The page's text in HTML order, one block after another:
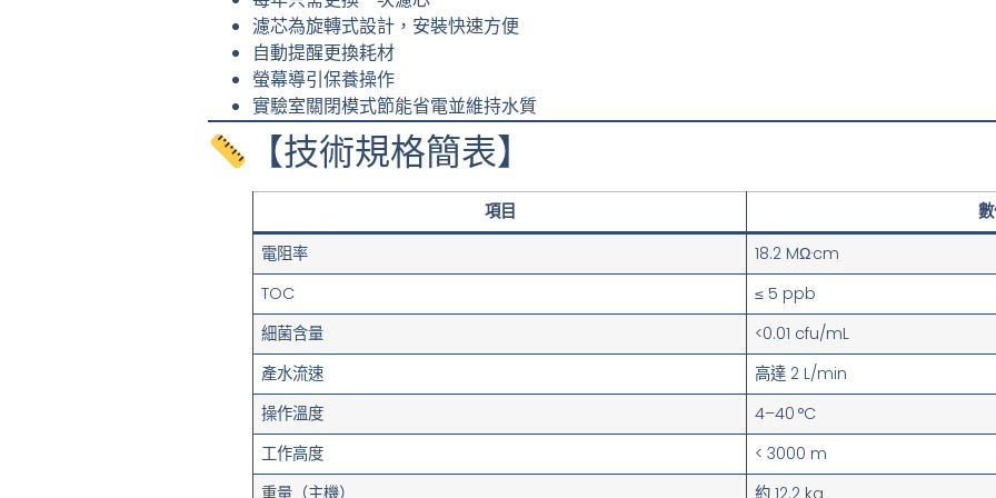
濾芯為旋轉式設計，安裝快速方便
自動提醒更換耗材
螢幕導引保養操作
實驗室關閉模式節能省電並維持水質
【技術規格簡表】
項目
電阻率
18.2 MΩ·cm
TOC
≤ 5 ppb
細菌含量
<0.01 cfu/mL
產水流速
高達 2 L/min
操作溫度
4–40 °C
工作高度
< 3000 m